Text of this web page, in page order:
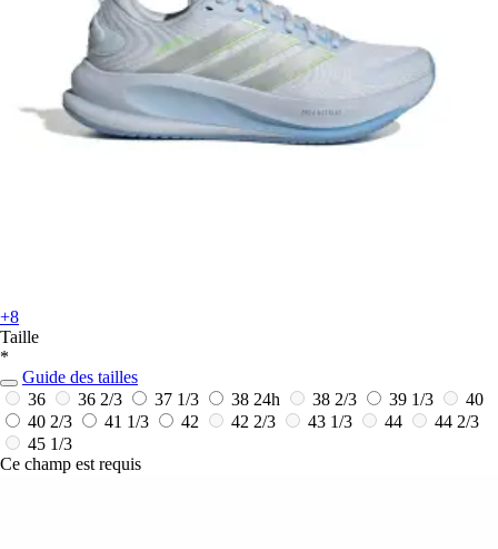
+8
Taille
*
Guide des tailles
36
36 2/3 37 1/3 38 24h 38 2/3 39 1/3
40
40 2/3
41 1/3 42 42 2/3 43 1/3 44
44 2/3
45 1/3
Ce champ est requis